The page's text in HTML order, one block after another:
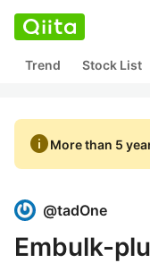
Trend Stock List
infoMore than 5
@tadOne
Embulk-